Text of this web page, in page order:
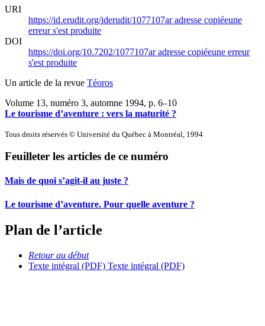
URI
https://id.erudit.org/iderudit/1077107aradresse copiéeune
erreur s'est produite
DOI
https://doi.org/10.7202/1077107aradresse copiéeune erreur
s'est produite
Un article de la revue Téoros
Volume 13, numéro 3, automne 1994, p. 6–10
Le tourisme d’aventure : vers la maturité ?
Tous droits réservés © Université du Québec à Montréal, 1994
Feuilleter les articles de ce numéro
Mais de quoi s’agit-il au juste ?
Le tourisme d’aventure. Pour quelle aventure ?
Plan de l’article
Retour au début
Texte intégral (PDF) Texte intégral (PDF)